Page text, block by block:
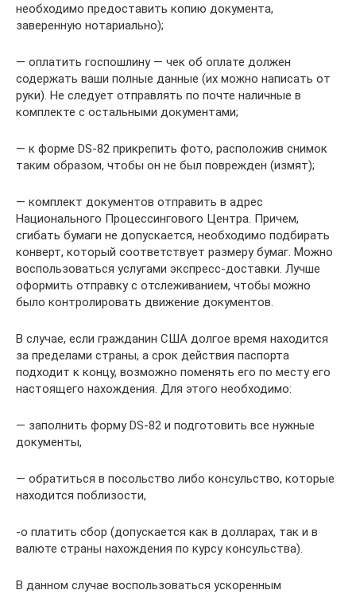
необходимо предоставить копию документа,
заверенную нотариально);
— оплатить госпошлину — чек об оплате должен
содержать ваши полные данные (их можно написать от
руки). Не следует отправлять по почте наличные в
комплекте с остальными документами;
— к форме DS-82 прикрепить фото, расположив снимок
таким образом, чтобы он не был поврежден (измят);
— комплект документов отправить в адрес
Национального Процессингового Центра. Причем,
сгибать бумаги не допускается, необходимо подбирать
конверт, который соответствует размеру бумаг. Можно
воспользоваться услугами экспресс-доставки. Лучше
оформить отправку с отслеживанием, чтобы можно
было контролировать движение документов.
В случае, если гражданин США долгое время находится
за пределами страны, а срок действия паспорта
подходит к концу, возможно поменять его по месту его
настоящего нахождения. Для этого необходимо:
— заполнить форму DS-82 и подготовить все нужные
документы,
— обратиться в посольство либо консульство, которые
находится поблизости,
-о платить сбор (допускается как в долларах, так и в
валюте страны нахождения по курсу консульства).
В данном случае воспользоваться ускоренным